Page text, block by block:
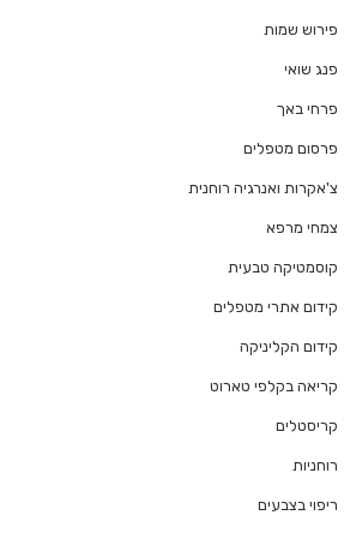
פירוש שמות
פנג שואי
פרחי באך
פרסום מטפלים
צ'אקרות ואנרגיה רוחנית
צמחי מרפא
קוסמטיקה טבעית
קידום אתרי מטפלים
קידום הקליניקה
קריאה בקלפי טארוט
קריסטלים
רוחניות
ריפוי בצבעים